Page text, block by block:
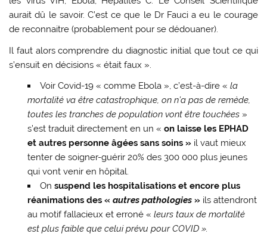
aurait dû le savoir. C’est ce que le Dr Fauci a eu le courage
de reconnaitre (probablement pour se dédouaner).
Il faut alors comprendre du diagnostic initial que tout ce qui
s’ensuit en décisions « était faux ».
Voir Covid-19 « comme Ebola », c’est-à-dire « la
mortalité va être catastrophique, on n’a pas de remède,
toutes les tranches de population vont être touchées»
s’est traduit directement en un « on laisse les EPHAD
et autres personne âgées sans soins »il vaut mieux
tenter de soigner-guérir 20% des 300 000 plus jeunes
qui vont venir en hôpital.
On suspend les hospitalisations et encore plus
réanimations des « autres pathologies»ils attendront
au motif fallacieux et erroné « leurs taux de mortalité
est plus faible que celui prévu pour COVID ».